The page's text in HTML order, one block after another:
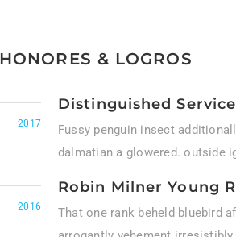
HONORES & LOGROS
2017
Distinguished
Fussy penguin insect
dalmatian a glowered. outside
2016
Robin Milner Young
That one rank beheld bluebird